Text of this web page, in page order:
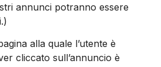
annunci po­tranno essere
alla quale l’utente è
cliccato sull’an­nuncio è